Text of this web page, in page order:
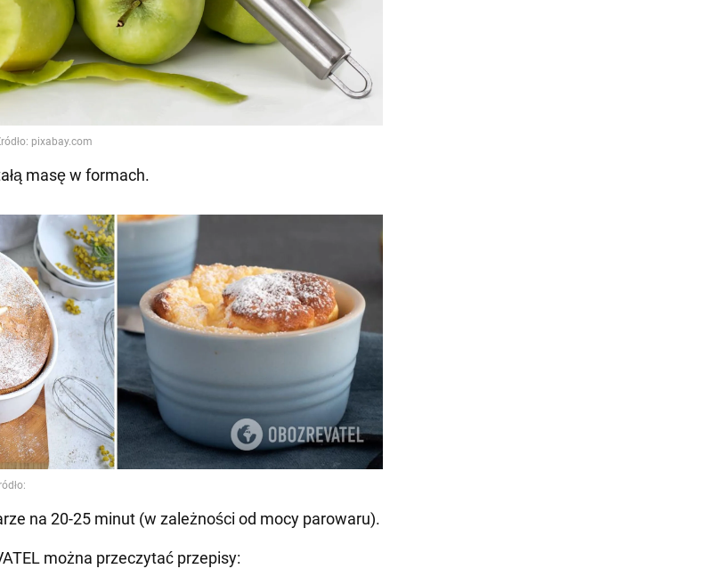
masę w formach.
na 20-25 minut (w zależności od mocy parowaru).
można przeczytać przepisy: